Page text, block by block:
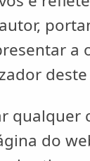
a
qualquer
do